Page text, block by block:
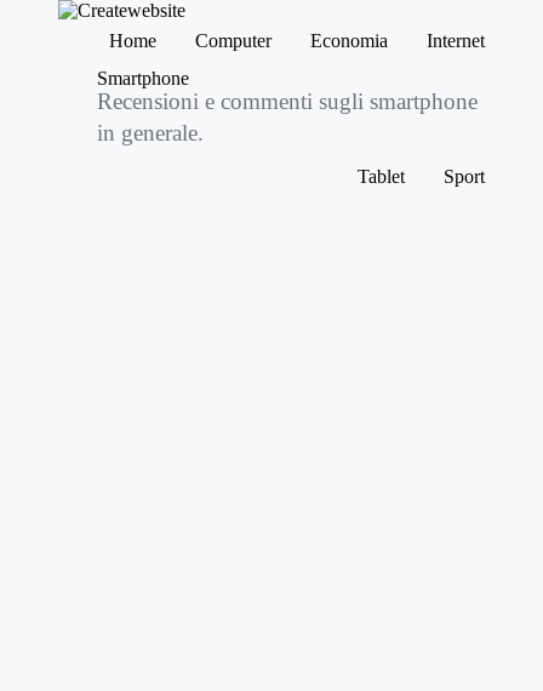
suggerimenti
hitech
Home Computer Economia
Internet
Smartphone
Recensioni e commenti sugli smartphone
in generale.
Tablet Sport